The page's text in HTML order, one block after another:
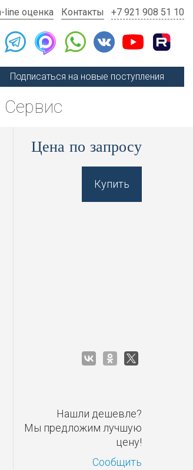
line оценка Контакты +7 921 908 51 10
Подписаться на новые поступления
Сервис
Цена по запросу
Купить
Нашли дешевле?
Мы предложим лучшую
цену!
Сообщить